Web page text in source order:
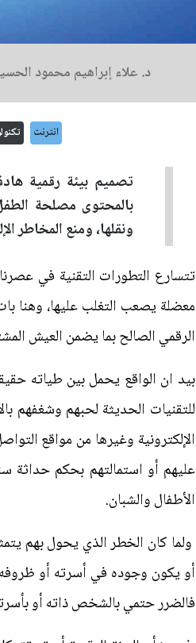
د. علاء إبراهيم محمود
انترنت
تصميم بيئة رقمية
بالمحتوى مصلحة
ونقلها، ومنع المخاطر
تتسارع التطورات التقنية في
معضلة يصعب التغلب عليها، وهنا
الرقمي الصالح بما يضمن العيش
بيد ان الواقع يحمل بين طياته
للتقنيات الحديثة لحبهم وشغفهم
الإلكترونية وغيرها من مواقع
عليهم أو استمالتهم بحكم حداثة
الأطفال والشبان.
ولما كان الخطر الذي يحول بهم
أو يكون وجوده في أسرته أو
فالضرر حتمي بالشخص ذاته أو